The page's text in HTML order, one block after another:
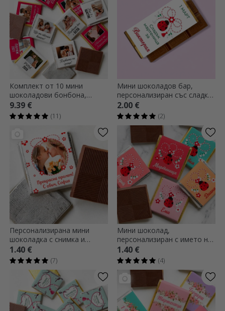
Комплект от 10 мини
шоколадови бонбона,
персонализирани с
фотографии и текст
9.39 €
(11)
Мини шоколадов бар,
персонализиран със сладко
послание
2.00 €
(2)
Персонализирана мини
шоколадка с снимка и
послание
1.40 €
(7)
Мини шоколад,
персонализиран с името на
калинка
1.40 €
(4)